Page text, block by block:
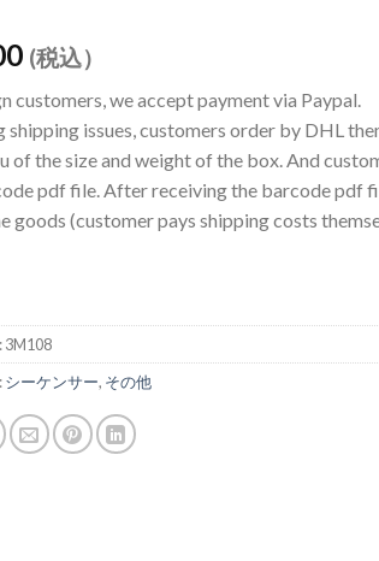
(税込）
customers, we accept payment via Paypal.
shipping issues, customers order by DHL
of the size and weight of the box. And
pdf file. After receiving the barcode pdf
goods (customer pays shipping costs
3M108
シーケンサー, その他